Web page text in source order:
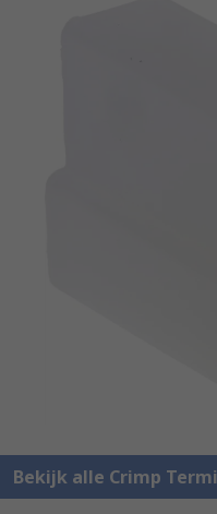
Bekijk alle Crimp